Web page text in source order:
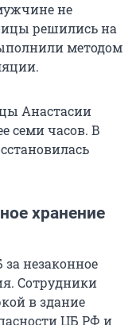
не
решились на
методом
Анастасии
семи часов. В
хранение
незаконное
Сотрудники
в здание
ЦБ РФ и